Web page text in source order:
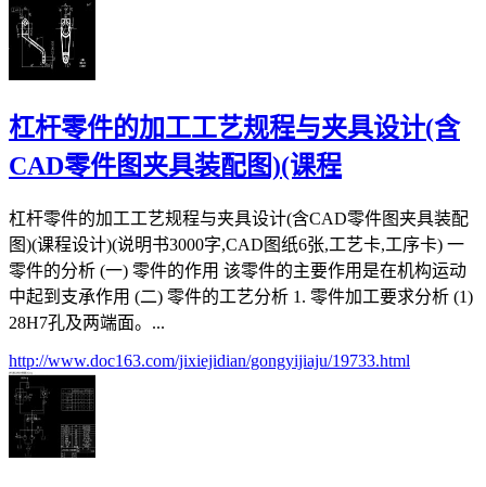
杠杆零件的加工工艺规程与夹具设计(含
CAD零件图夹具装配图)(课程
杠杆零件的加工工艺规程与夹具设计(含CAD零件图夹具装配
图)(课程设计)(说明书3000字,CAD图纸6张,工艺卡,工序卡) 一
零件的分析 (一) 零件的作用 该零件的主要作用是在机构运动
中起到支承作用 (二) 零件的工艺分析 1. 零件加工要求分析 (1)
28H7孔及两端面。...
http://www.doc163.com/jixiejidian/gongyijiaju/19733.html